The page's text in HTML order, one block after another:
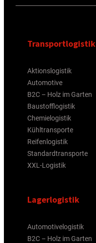
Transportlogistik
Aktionslogistik
Automotive
B2C – Holz im Garten
Baustofflogistik
Chemielogistik
Kühltransporte
Reifenlogistik
Standardtransporte
XXL-Logistik
Lagerlogistik
Automotivelogistik
B2C – Holz im Garten